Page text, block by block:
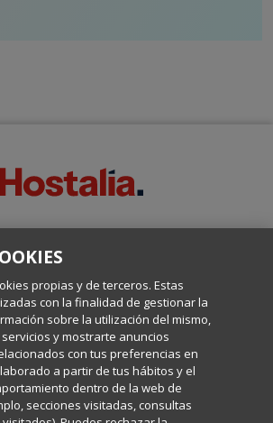
de Comunicación de Hostalia, dirigido por
Internet y Tecnología.
Política de privacidad
Política de cookies
propias y de terceros. Estas
con la finalidad de gestionar la
sobre la utilización del mismo,
y mostrarte anuncios
con tus preferencias en
a partir de tus hábitos y el
dentro de la web de
secciones visitadas, consultas